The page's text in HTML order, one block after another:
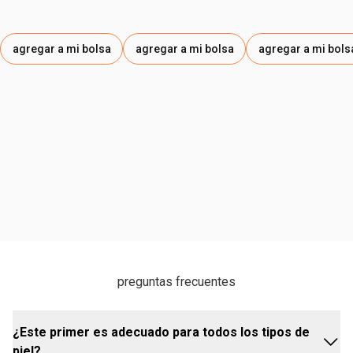
agregar a mi bolsa agregar a mi bolsa agregar a mi
preguntas frecuentes
¿Este primer es adecuado para todos los tipos de